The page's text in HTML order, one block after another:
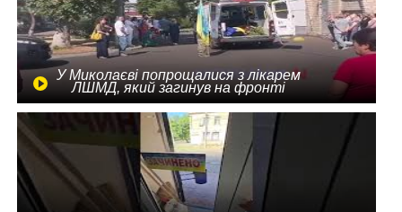
У Миколаєві попрощалися з лікарем
ЛШМД, який загинув на фронті